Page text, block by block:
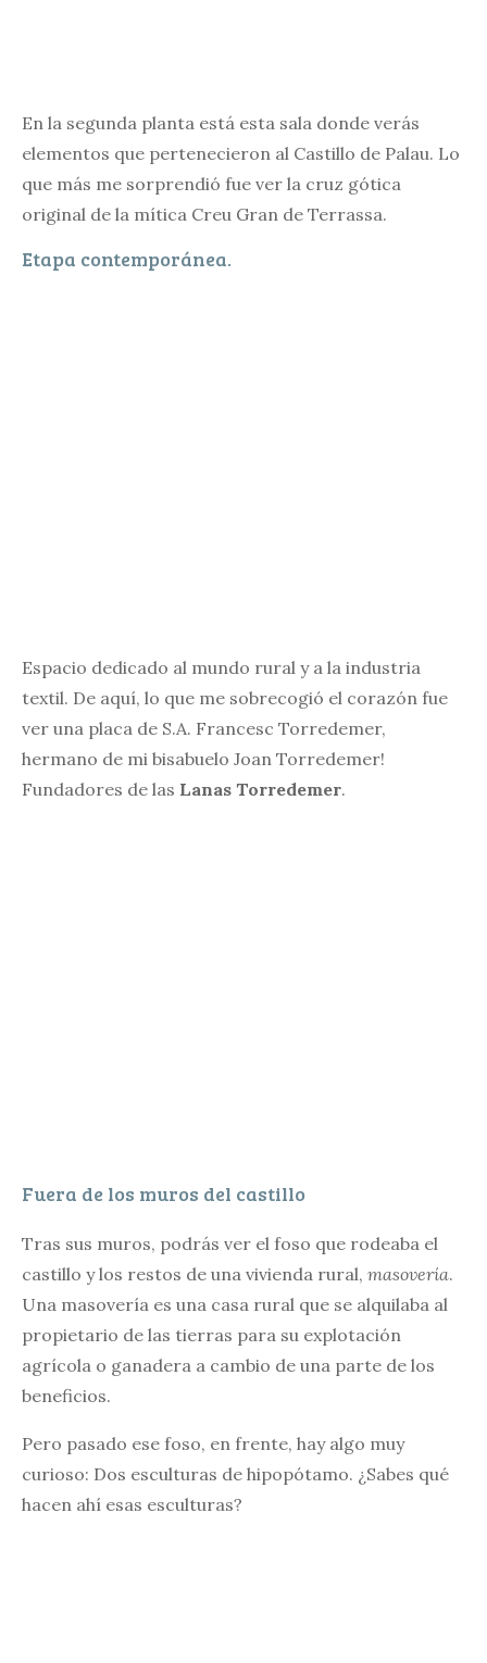
En la segunda planta está esta sala donde verás
elementos que pertenecieron al Castillo de Palau. Lo
que más me sorprendió fue ver la cruz gótica
original de la mítica Creu Gran de Terrassa.
Etapa contemporánea.
Espacio dedicado al mundo rural y a la industria
textil. De aquí, lo que me sobrecogió el corazón fue
ver una placa de S.A. Francesc Torredemer,
hermano de mi bisabuelo Joan Torredemer!
Fundadores de las Lanas Torredemer.
Fuera de los muros del castillo
Tras sus muros, podrás ver el foso que rodeaba el
castillo y los restos de una vivienda rural, masovería.
Una masovería es una casa rural que se alquilaba al
propietario de las tierras para su explotación
agrícola o ganadera a cambio de una parte de los
beneficios.
Pero pasado ese foso, en frente, hay algo muy
curioso: Dos esculturas de hipopótamo. ¿Sabes qué
hacen ahí esas esculturas?